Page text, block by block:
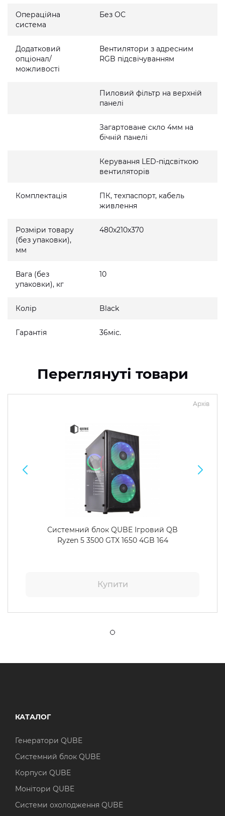
Операційна
система
Без ОС
Додатковий
опціонал/
можливості
Вентилятори з адресним
RGB підсвічуванням
Пиловий фільтр на верхній
панелі
Загартоване скло 4мм на
бічній панелі
Керування LED-підсвіткою
вентиляторів
Комплектація
ПК, техпаспорт, кабель
живлення
Розміри товару
(без упаковки),
мм
480x210x370
Вага (без
упаковки), кг
10
Колір Black
Гарантія 36міс.
Переглянуті товари
Архів
Системний блок QUBE Ігровий QB
Ryzen 5 3500 GTX 1650 4GB 164
Купити
КАТАЛОГ
Генератори QUBE
Системний блок QUBE
Корпуси QUBE
Монітори QUBE
Системи охолодження QUBE